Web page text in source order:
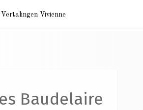
Vertalingen Vivienne
Baudelaire